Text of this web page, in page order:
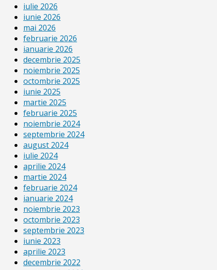
iulie 2026
iunie 2026
mai 2026
februarie 2026
ianuarie 2026
decembrie 2025
noiembrie 2025
octombrie 2025
iunie 2025
martie 2025
februarie 2025
noiembrie 2024
septembrie 2024
august 2024
iulie 2024
aprilie 2024
martie 2024
februarie 2024
ianuarie 2024
noiembrie 2023
octombrie 2023
septembrie 2023
iunie 2023
aprilie 2023
decembrie 2022